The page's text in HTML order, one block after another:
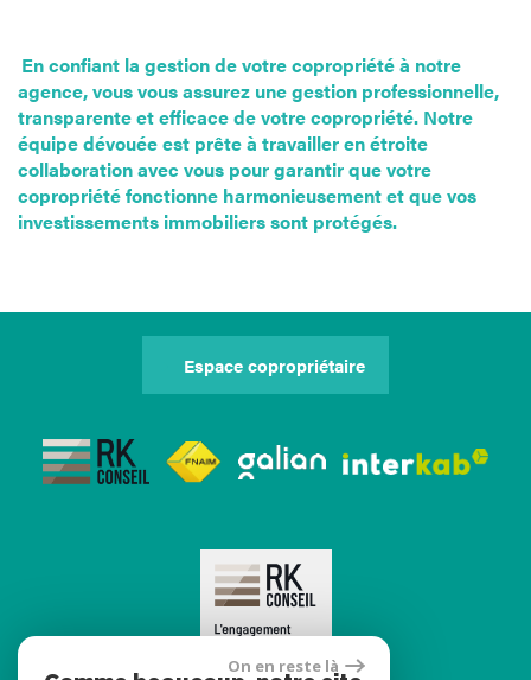
En confiant la gestion de votre copropriété à notre
agence, vous vous assurez une gestion professionnelle,
transparente et efficace de votre copropriété. Notre
équipe dévouée est prête à travailler en étroite
collaboration avec vous pour garantir que votre
copropriété fonctionne harmonieusement et que vos
investissements immobiliers sont protégés.
Espace copropriétaire
On en reste là